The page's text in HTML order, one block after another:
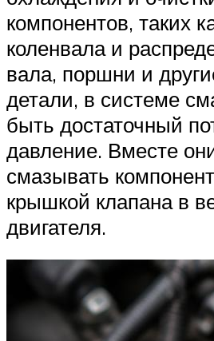
Меню
компонентов, таких
коленвала и
вала, поршни и
детали, в системе
быть достаточный
давление. Вместе
смазывать
крышкой клапана в
двигателя.